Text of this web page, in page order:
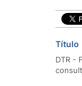
Título
DTR -